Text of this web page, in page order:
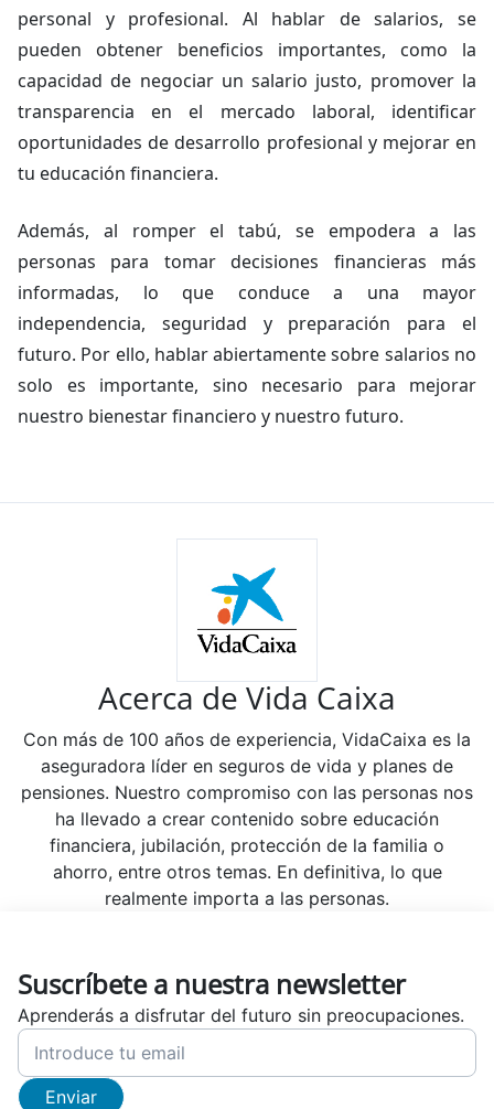
personal y profesional. Al hablar de salarios, se
pueden obtener beneficios importantes, como la
capacidad de negociar un salario justo, promover la
transparencia en el mercado laboral, identificar
oportunidades de desarrollo profesional y mejorar en
tu educación financiera.
Además, al romper el tabú, se empodera a las
personas para tomar decisiones financieras más
informadas, lo que conduce a una mayor
independencia, seguridad y preparación para el
futuro. Por ello, hablar abiertamente sobre salarios no
solo es importante, sino necesario para mejorar
nuestro bienestar financiero y nuestro futuro.
Acerca de Vida Caixa
Con más de 100 años de experiencia, VidaCaixa es la
aseguradora líder en seguros de vida y planes de
pensiones. Nuestro compromiso con las personas nos
ha llevado a crear contenido sobre educación
financiera, jubilación, protección de la familia o
ahorro, entre otros temas. En definitiva, lo que
realmente importa a las personas.
Suscríbete a nuestra newsletter
Aprenderás a disfrutar del futuro sin preocupaciones.
Enviar